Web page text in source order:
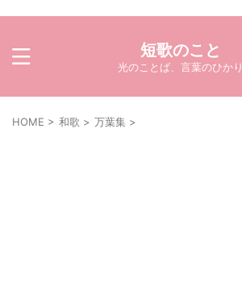
短歌のこと
光のことば、言葉のひかり
HOME > 和歌 > 万葉集 >